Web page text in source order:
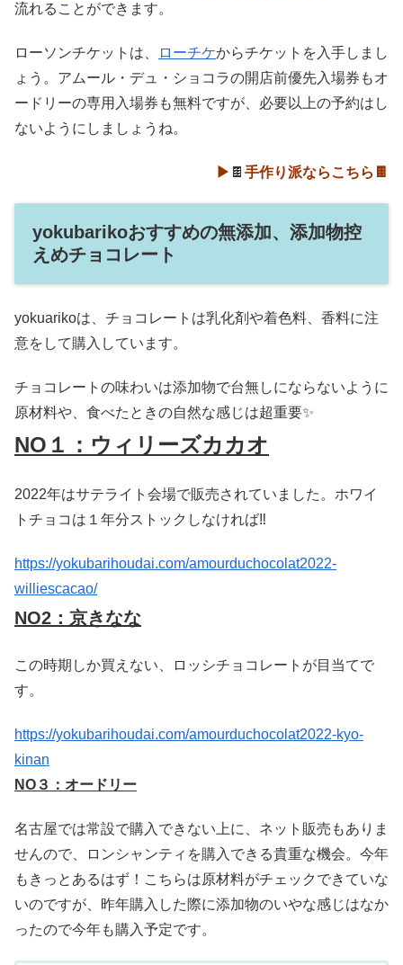
流れることができます。
ローソンチケットは、 ローチケからチケットを入手しまし
ょう。アムール・デュ・ショコラの開店前優先入場券もオ
ードリーの専用入場券も無料ですが、必要以上の予約はし
ないようにしましょうね。
▶ 🍫 手作り派ならこちら🍫
yokubarikoおすすめの無添加、添加物控
えめチョコレート
yokuarikoは、チョコレートは乳化剤や着色料、香料に注
意をして購入しています。
チョコレートの味わいは添加物で台無しにならないように
原材料や、食べたときの自然な感じは超重要✨
NO１：ウィリーズカカオ
2022年はサテライト会場で販売されていました。ホワイ
トチョコは１年分ストックしなければ‼
https://yokubarihoudai.com/amourduchocolat2022-
williescacao/
NO2：京きなな
この時期しか買えない、ロッシチョコレートが目当てで
す。
https://yokubarihoudai.com/amourduchocolat2022-kyo-
kinan
NO３：オードリー
名古屋では常設で購入できない上に、ネット販売もありま
せんので、ロンシャンティを購入できる貴重な機会。今年
もきっとあるはず！こちらは原材料がチェックできていな
いのですが、昨年購入した際に添加物のいやな感じはなか
ったので今年も購入予定です。